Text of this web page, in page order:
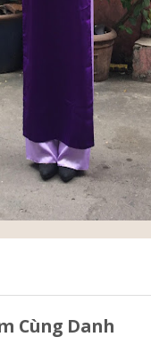
Cùng Danh